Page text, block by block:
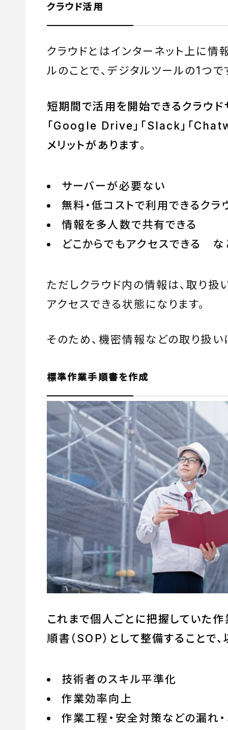
クラウド活用
クラウドとはインターネット上に情
ルのことで、デジタルツールの1つで
短期間で活用を開始できるクラウ
「Google Drive」「Slack」「
メリットがあります。
サーバーが必要ない
無料・低コストで利用できるクラ
情報を多人数で共有できる
どこからでもアクセスできる な
ただしクラウド内の情報は、取り扱
アクセスできる状態になります。
そのため、機密情報などの取り扱い
標準作業手順書を作成
これまで個人ごとに把握していた
順書（SOP）として整備することで
技術者のスキル平準化
作業効率向上
作業工程・安全対策などの漏れ